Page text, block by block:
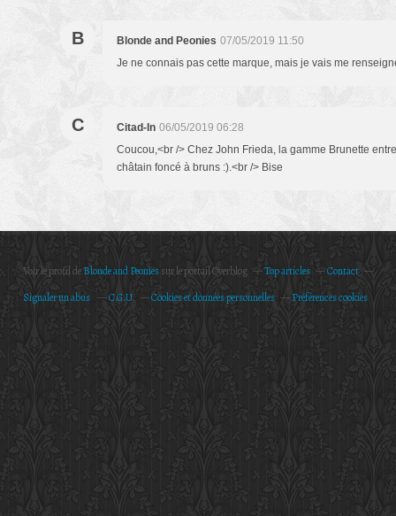
B Blonde and Peonies 07/05/2019 11:50
Je ne connais pas cette marque, mais je vais me
C Citad-In 06/05/2019 06:28
Coucou,<br /> Chez John Frieda, la gamme Brunette
châtain foncé à bruns :).<br /> Bise
Voir le profil deBlonde and Peoniessur le portail Overblog Top articles
Contact
Signaler un abus
C.G.U. Cookies et données personnelles Préférences cookies